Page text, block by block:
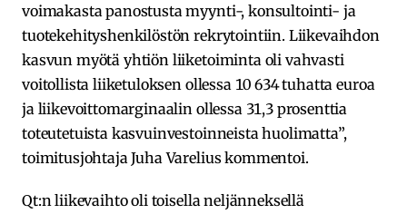
voimakasta panostusta myynti-, konsultointi- ja
tuotekehityshenkilöstön rekrytointiin. Liikevaihdon
kasvun myötä yhtiön liiketoiminta oli vahvasti
voitollista liiketuloksen ollessa 10 634 tuhatta euroa
ja liikevoittomarginaalin ollessa 31,3 prosenttia
toteutetuista kasvuinvestoinneista huolimatta”,
toimitusjohtaja Juha Varelius kommentoi.
Qt:n liikevaihto oli toisella neljänneksellä